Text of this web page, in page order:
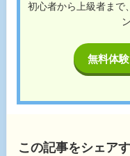
初心者から上級者まで
無料体
この記事をシェア